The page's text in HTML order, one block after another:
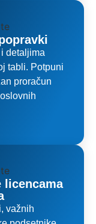
detaljima
tabli. Potpuni
proračun
licencama
važnih